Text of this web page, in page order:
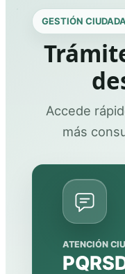
GESTIÓN
Accede
más
ATENCIÓN